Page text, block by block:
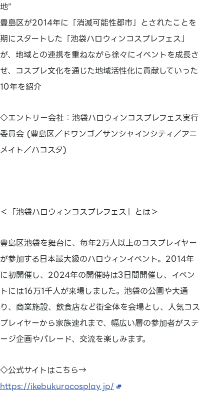
地”
豊島区が2014年に「消滅可能性都市」とされたことを
期にスタートした「池袋ハロウィンコスプレフェス」
が、地域との連携を重ねながら徐々にイベントを成長さ
せ、コスプレ文化を通じた地域活性化に貢献していった
10年を紹介
◇エントリー会社：池袋ハロウィンコスプレフェス実行
委員会 (豊島区／ドワンゴ／サンシャインシティ／アニ
メイト／ハコスタ)
＜「池袋ハロウィンコスプレフェス」とは＞
豊島区池袋を舞台に、毎年2万人以上のコスプレイヤー
が参加する日本最大級のハロウィンイベント。2014年
に初開催し、2024年の開催時は3日間開催し、イベン
トには16万1千人が来場しました。池袋の公園や大通
り、商業施設、飲食店など街全体を会場とし、人気コス
プレイヤーから家族連れまで、幅広い層の参加者がステ
ージ企画やパレード、交流を楽しみます。
◇公式サイトはこちら→
https://ikebukurocosplay.jp/